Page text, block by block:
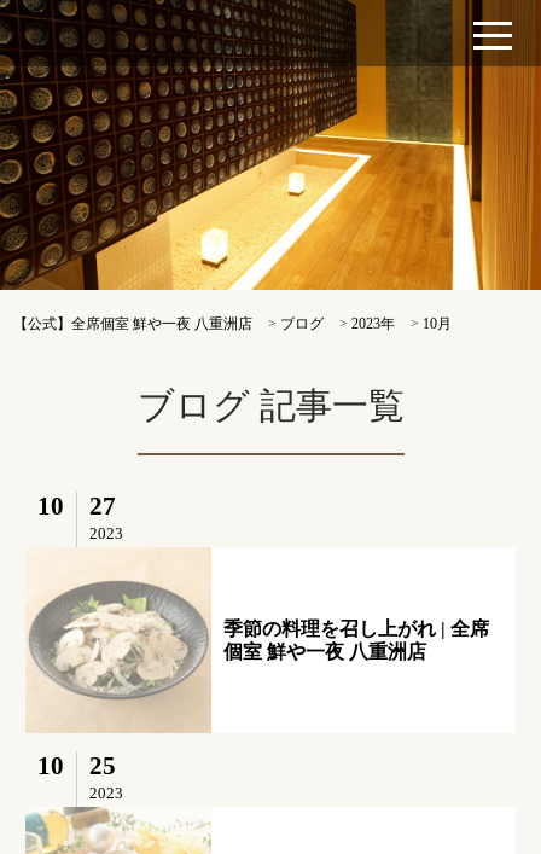
【公式】全席個室 鮮や一夜 八重洲店 > ブログ >2023年 > 10月
ブログ 記事一覧
10 27
2023
季節の料理を召し上がれ | 全席
個室 鮮や一夜 八重洲店
10 25
2023